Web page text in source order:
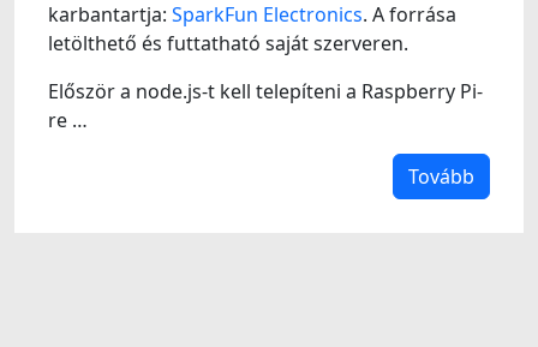
karbantartja: SparkFun Electronics. A forrása
letölthető és futtatható saját szerveren.
Először a node.js-t kell telepíteni a Raspberry Pi-
re …
Tovább